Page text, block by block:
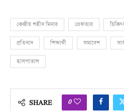
কেন্দ্রীয় শহীদ মিনার গ্রেফতার
প্রতিবাদ শিক্ষার্থী সমাবেশ
হাসপাতাল
SHARE 0